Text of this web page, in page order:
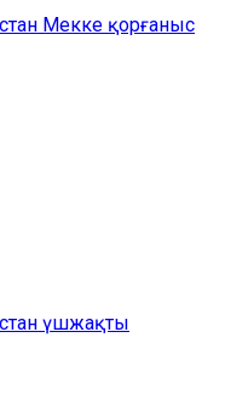
Мекке қорғаныс
үшжақты